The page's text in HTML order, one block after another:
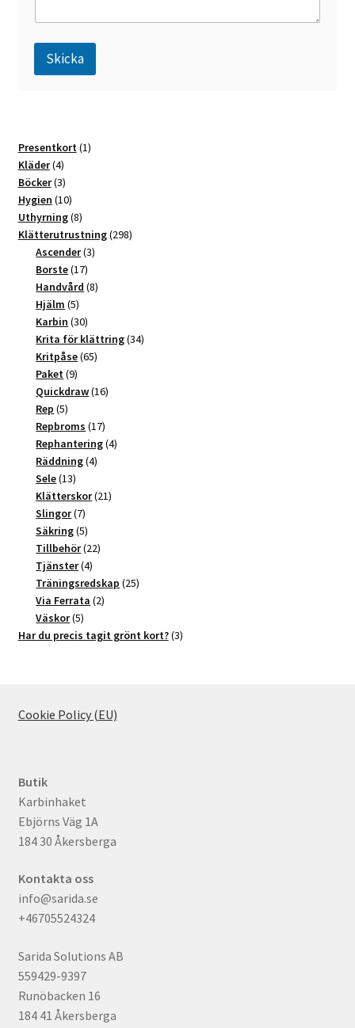
Skicka
e
r
n
a
t
i
v
e
Presentkort 11
Kläder 44
produkter
Böcker 33
produkter
Hygien 1010
produkter
Uthyrning 88
produkter
Klätterutrustning 298298
Ascender 33
Borste 1717
produkter
Handvård 88
Hjälm 55
produkter
Karbin 3030
produkter
Krita för klättring 3434
Kritpåse 6565
Paket 99
produkter
Quickdraw 1616
Rep 55
produkter
Repbroms 1717
produkter
Rephantering 44
Räddning 44
Sele 1313
produkter
Klätterskor 2121
Slingor 77
produkter
Säkring 55
produkter
Tillbehör 2222
Tjänster 44
produkter
Träningsredskap 2525
Via Ferrata 22
Väskor 55
produkter
Har du precis tagit grönt kort? 33
Cookie Policy (EU)
Butik
Karbinhaket
Ebjörns Väg 1A
184 30 Åkersberga
Kontakta oss
info@sarida.se
+46705524324
Sarida Solutions AB
559429-9397
Runöbacken 16
184 41 Åkersberga